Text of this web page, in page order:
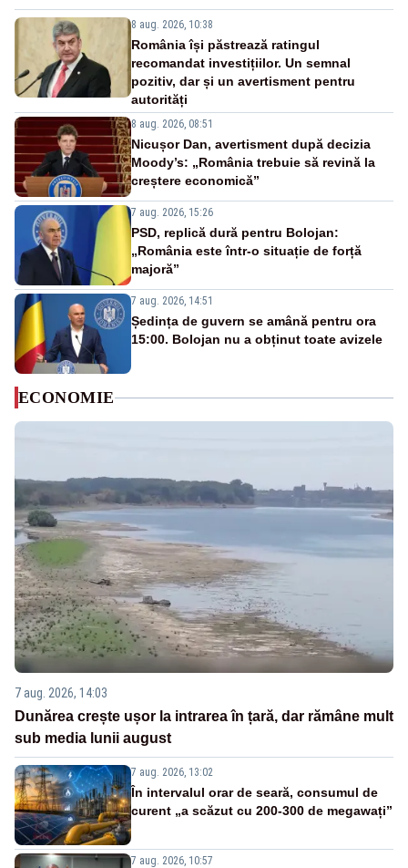
8 aug. 2026, 10:38
România își păstrează ratingul
recomandat investițiilor. Un semnal
pozitiv, dar și un avertisment pentru
autorități
8 aug. 2026, 08:51
Nicușor Dan, avertisment după decizia
Moody’s: „România trebuie să revină la
creștere economică”
7 aug. 2026, 15:26
PSD, replică dură pentru Bolojan:
„România este într-o situație de forță
majoră”
7 aug. 2026, 14:51
Ședința de guvern se amână pentru ora
15:00. Bolojan nu a obținut toate avizele
ECONOMIE
7 aug. 2026, 14:03
Dunărea crește ușor la intrarea în țară, dar rămâne mult
sub media lunii august
7 aug. 2026, 13:02
În intervalul orar de seară, consumul de
curent „a scăzut cu 200-300 de megawați”
7 aug. 2026, 10:57